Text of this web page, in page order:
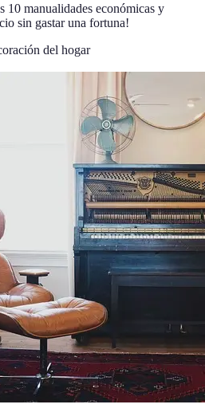
10 manualidades económicas y
sin gastar una fortuna!
del hogar